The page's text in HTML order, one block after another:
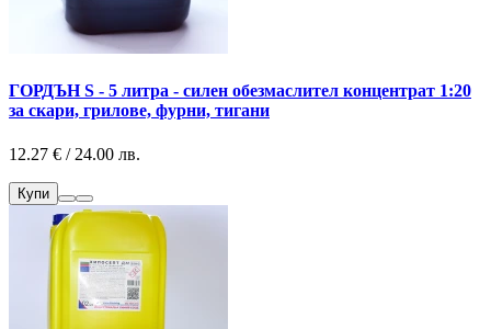
ГОРДЪН S - 5 литра - силен обезмаслител концентрат 1:20
за скари, грилове, фурни, тигани
12.27 € / 24.00 лв.
Купи